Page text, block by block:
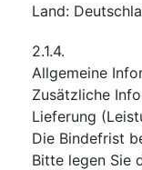
Land:
2.1.4.
Allgemeine
Zusätzliche
Lieferung
Die Bindefrist
Bitte legen Sie